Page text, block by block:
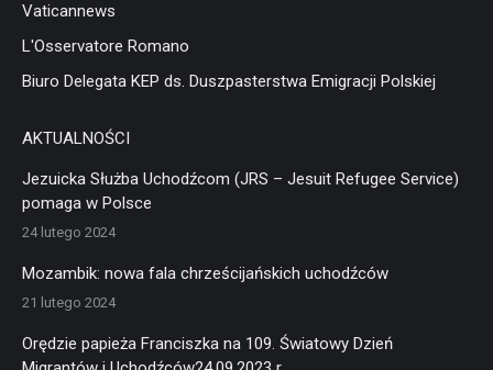
Vaticannews
L'Osservatore Romano
Biuro Delegata KEP ds. Duszpasterstwa Emigracji Polskiej
AKTUALNOŚCI
Jezuicka Służba Uchodźcom (JRS – Jesuit Refugee Service)
pomaga w Polsce
24 lutego 2024
Mozambik: nowa fala chrześcijańskich uchodźców
21 lutego 2024
Orędzie papieża Franciszka na 109. Światowy Dzień